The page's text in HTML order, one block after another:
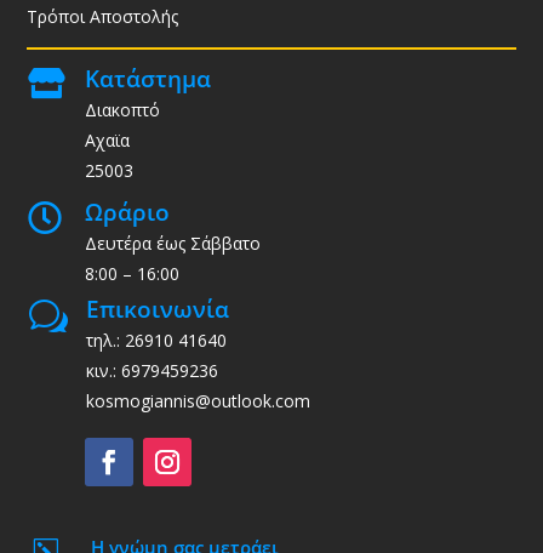
Τρόποι Αποστολής
 Κατάστημα
Διακοπτό
Αχαϊα
25003
 Ωράριο
Δευτέρα έως Σάββατο
8:00 – 16:00
w Επικοινωνία
τηλ.: 26910 41640
κιν.: 6979459236
kosmogiannis@outlook.com
Η γνώμη σας μετράει